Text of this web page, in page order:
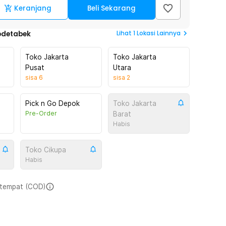
Keranjang Beli Sekarang
Lihat 1Lokasi Lainnya
Toko Jakarta
Pusat
sisa 6
Toko Jakarta
Utara
sisa 2
Pick n Go Depok
Pre-Order
Toko Jakarta
Barat
Habis
Toko Cikupa
Habis
(COD)